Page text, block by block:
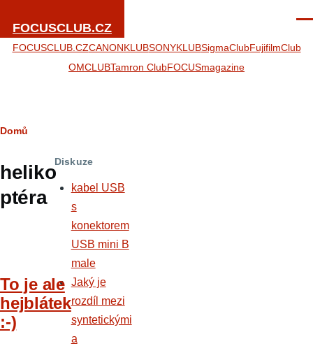
FOCUSCLUB.CZ
FOCUSCLUB.CZCANONKLUBSONYKLUBSigmaClubFujifilmClub
OMCLUBTamron ClubFOCUSmagazine
Drobečková
navigace
Domů
heliko
ptéra
To je ale
hejblátek
:-)
Diskuze
kabel USB
s
konektorem
USB mini B
male
Jaký je
rozdíl mezi
syntetickými
a